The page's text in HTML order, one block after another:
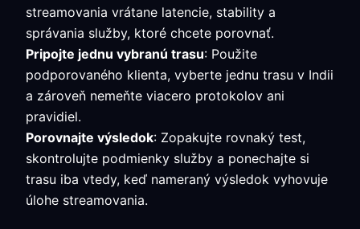
streamovania vrátane latencie, stability a
správania služby, ktoré chcete porovnať.
Pripojte jednu vybranú trasu: Použite
podporovaného klienta, vyberte jednu trasu v Indii
a zároveň nemeňte viacero protokolov ani
pravidiel.
Porovnajte výsledok: Zopakujte rovnaký test,
skontrolujte podmienky služby a ponechajte si
trasu iba vtedy, keď nameraný výsledok vyhovuje
úlohe streamovania.